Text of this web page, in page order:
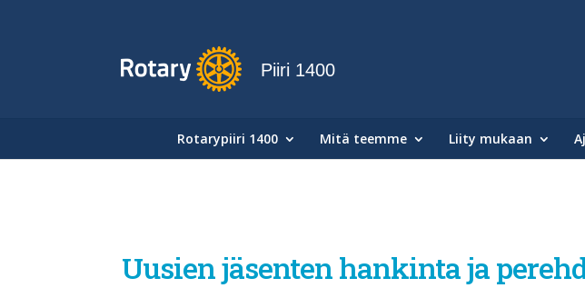
Piiri 1400
Rotarypiiri 1400 Mitä teemme Liity mukaan
Uusien jäsenten hankinta ja